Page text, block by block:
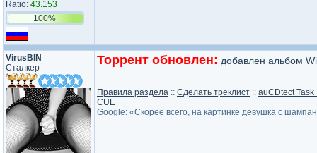
Ratio: 43.153
100%
VirusBIN
Сталкер
Торрент обновлен: добавлен альбом
Правила раздела :: Сделать треклист :: auCDtect
CUE
Google: «Скорее всего, на картинке девушка с